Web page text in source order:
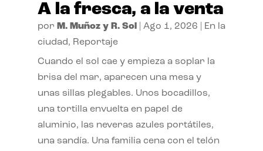
A la fresca, a la venta
por M. Muñoz y R. Sol| Ago 1, 2026
En la
ciudad, Reportaje
Cuando el sol cae y empieza a soplar la
brisa del mar, aparecen una mesa y
unas sillas plegables. Unos bocadillos,
una tortilla envuelta en papel de
aluminio, las neveras azules portátiles,
una sandía. Una familia cena con el telón